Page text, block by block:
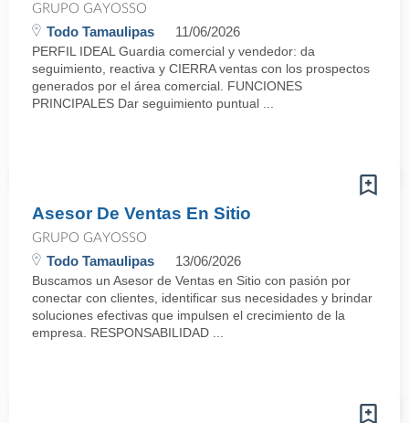
GRUPO GAYOSSO
Todo Tamaulipas 11/06/2026
PERFIL IDEAL Guardia comercial y vendedor: da
seguimiento, reactiva y CIERRA ventas con los prospectos
generados por el área comercial. FUNCIONES
PRINCIPALES Dar seguimiento puntual ...
Asesor De Ventas En Sitio
GRUPO GAYOSSO
Todo Tamaulipas 13/06/2026
Buscamos un Asesor de Ventas en Sitio con pasión por
conectar con clientes, identificar sus necesidades y brindar
soluciones efectivas que impulsen el crecimiento de la
empresa. RESPONSABILIDAD ...